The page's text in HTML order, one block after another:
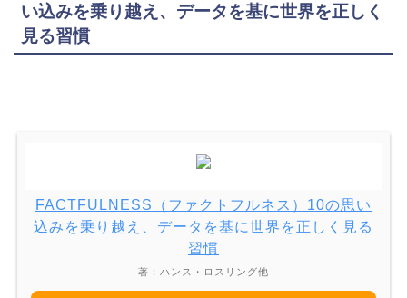
い込みを乗り越え、データを基に世界を正しく
見る習慣
FACTFULNESS（ファクトフルネス）10の思い
込みを乗り越え、データを基に世界を正しく見る
習慣
著：ハンス・ロスリング他